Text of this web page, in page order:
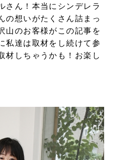
さん！本当にシンデレラ
の想いがたくさん詰まっ
山のお客様がこの記事を
私達は取材をし続けて参
材しちゃうかも！お楽し